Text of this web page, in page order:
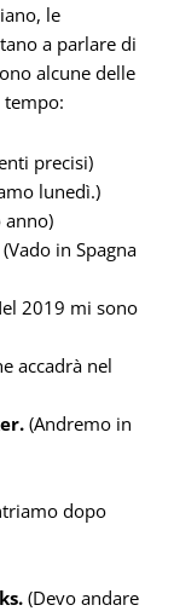
le
a parlare di
alcune delle
precisi)
lunedì.)
anno)
(Vado in Spagna
2019 mi sono
accadrà nel
(Andremo in
dopo
(Devo andare